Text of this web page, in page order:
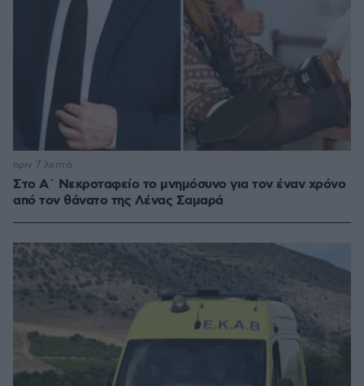
Στο Α΄ Νεκροταφείο το μνημόσυνο για τον έναν χρόνο
από τον θάνατο της Λένας Σαμαρά
πριν 7 λεπτά